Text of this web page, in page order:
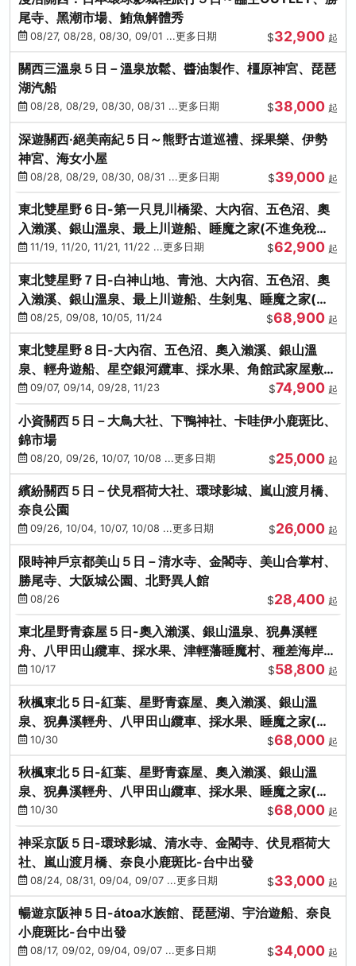
尾寺、黑潮市場、鮪魚解體秀
08/27, 08/28, 08/30, 09/01 ...更多日期 $32,900 起
關西三溫泉５日－溫泉放鬆、醬油製作、橿原神宮、琵琶
湖汽船
08/28, 08/29, 08/30, 08/31 ...更多日期 $38,000 起
深遊關西·絕美南紀５日～熊野古道巡禮、採果樂、伊勢
神宮、海女小屋
08/28, 08/29, 08/30, 08/31 ...更多日期 $39,000 起
東北雙星野６日-第一只見川橋梁、大內宿、五色沼、奧
入瀨溪、銀山溫泉、最上川遊船、睡魔之家(不進免稅店)
(仙/青)
11/19, 11/20, 11/21, 11/22 ...更多日期 $62,900 起
東北雙星野７日-白神山地、青池、大內宿、五色沼、奧
入瀨溪、銀山溫泉、最上川遊船、生剝鬼、睡魔之家(不
進免稅店)(仙/青)
08/25, 09/08, 10/05, 11/24 $68,900 起
東北雙星野８日-大內宿、五色沼、奧入瀨溪、銀山溫
泉、輕舟遊船、星空銀河纜車、採水果、角館武家屋敷
(不進免稅店)(仙/青)
09/07, 09/14, 09/28, 11/23 $74,900 起
小資關西５日－大鳥大社、下鴨神社、卡哇伊小鹿斑比、
錦市場
08/20, 09/26, 10/07, 10/08 ...更多日期 $25,000 起
繽紛關西５日－伏見稻荷大社、環球影城、嵐山渡月橋、
奈良公園
09/26, 10/04, 10/07, 10/08 ...更多日期 $26,000 起
限時神戶京都美山５日－清水寺、金閣寺、美山合掌村、
勝尾寺、大阪城公園、北野異人館
08/26 $28,400 起
東北星野青森屋５日-奧入瀨溪、銀山溫泉、猊鼻溪輕
舟、八甲田山纜車、採水果、津輕藩睡魔村、種差海岸
(不進免稅店)
10/17 $58,800 起
秋楓東北５日-紅葉、星野青森屋、奧入瀨溪、銀山溫
泉、猊鼻溪輕舟、八甲田山纜車、採水果、睡魔之家(不
進免稅店)
10/30 $68,000 起
秋楓東北５日-紅葉、星野青森屋、奧入瀨溪、銀山溫
泉、猊鼻溪輕舟、八甲田山纜車、採水果、睡魔之家(不
進免稅店)
10/30 $68,000 起
神采京阪５日-環球影城、清水寺、金閣寺、伏見稻荷大
社、嵐山渡月橋、奈良小鹿斑比-台中出發
08/24, 08/31, 09/04, 09/07 ...更多日期 $33,000 起
暢遊京阪神５日-átoa水族館、琵琶湖、宇治遊船、奈良
小鹿斑比-台中出發
08/17, 09/02, 09/04, 09/07 ...更多日期 $34,000 起